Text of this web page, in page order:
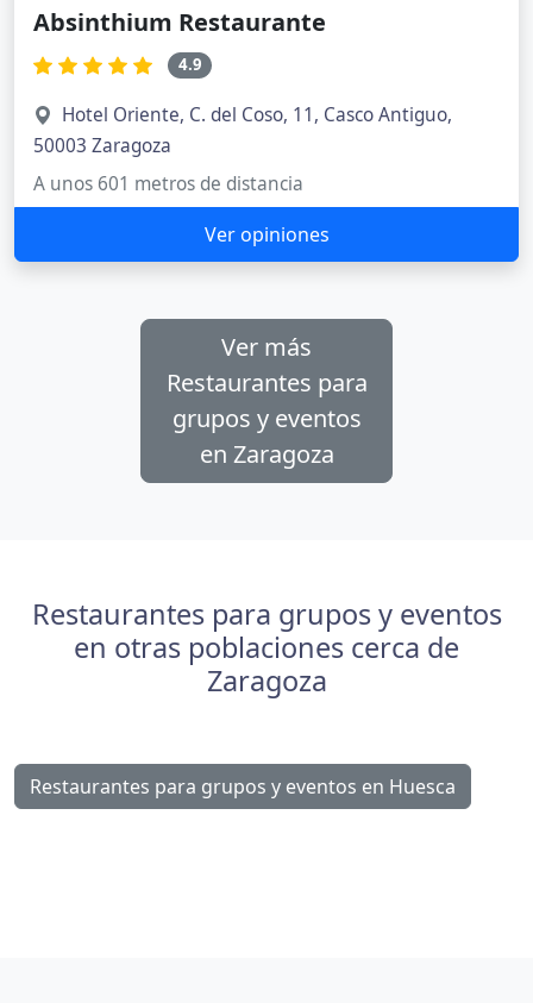
Absinthium Restaurante
4.9
Hotel Oriente, C. del Coso, 11, Casco Antiguo,
50003 Zaragoza
A unos 601 metros de distancia
Ver opiniones
Ver más
Restaurantes para
grupos y eventos
en Zaragoza
Restaurantes para grupos y eventos
en otras poblaciones cerca de
Zaragoza
Restaurantes para grupos y eventos en Huesca